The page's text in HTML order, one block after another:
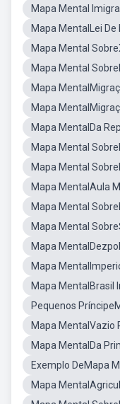
Mapa Mental
Mapa MentalLei De
Mapa Mental
Mapa Mental
Mapa
Mapa
Mapa MentalDa
Mapa Mental
Mapa Mental
Mapa MentalAula
Mapa Mental
Mapa Mental
Mapa
Mapa
Mapa MentalBrasil
Pequenos
Mapa MentalVazio
Mapa MentalDa
Exemplo DeMapa
Mapa